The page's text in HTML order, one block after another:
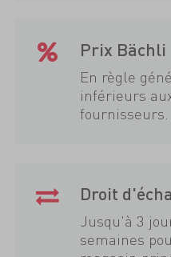
Prix Bächli
En règle
inférieurs
fournisseurs.
Droit
Jusqu'à 3
semaines